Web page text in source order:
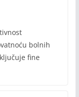
bolnih
fine